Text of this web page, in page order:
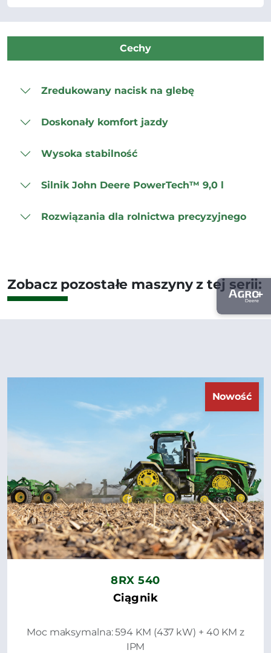
Cechy
Zredukowany nacisk na glebę
Doskonały komfort jazdy
Wysoka stabilność
Silnik John Deere PowerTech™ 9,0 l
Rozwiązania dla rolnictwa precyzyjnego
Zobacz pozostałe maszyny z tej serii:
Nowość
8RX 540
Ciągnik
Moc maksymalna: 594 KM (437 kW) + 40 KM z
IPM